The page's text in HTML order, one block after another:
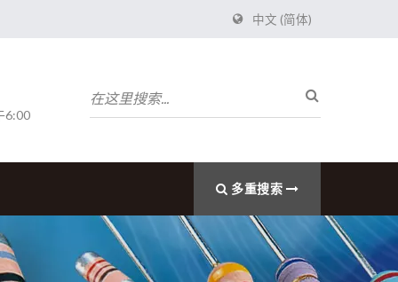
中文 (简体)
6:00
多重搜索